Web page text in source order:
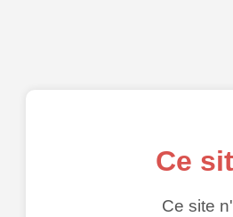
Ce
Ce site